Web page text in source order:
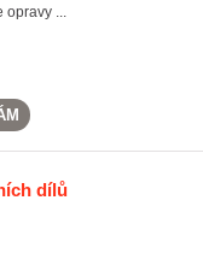
opravy ...
dílů